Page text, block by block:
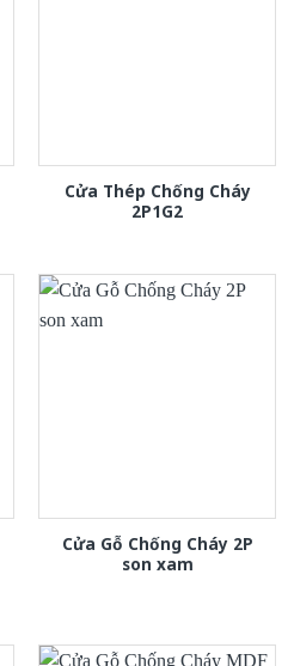
Cửa Thép Chống Cháy
2P1G2
Cửa Gỗ Chống Cháy 2P
son xam